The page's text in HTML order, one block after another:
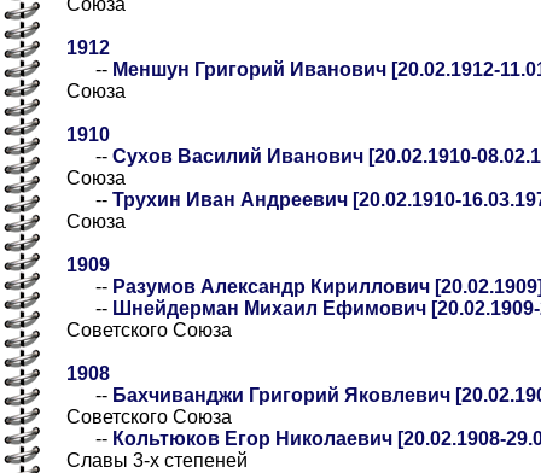
Союза
1912
-- Меншун Григорий Иванович [20.02.1912-
Союза
1910
-- Сухов Василий Иванович [20.02.1910-
Союза
-- Трухин Иван Андреевич [20.02.1910-
Союза
1909
-- Разумов Александр Кириллович
-- Шнейдерман Михаил Ефимович [20.02.1909-
Советского Союза
1908
-- Бахчиванджи Григорий Яковлевич
Советского Союза
-- Кольтюков Егор Николаевич [20.02.1908-
Славы 3-х степеней